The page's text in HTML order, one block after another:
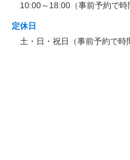
10:00～18:00（事前予約で時
定休日
土・日・祝日（事前予約で時